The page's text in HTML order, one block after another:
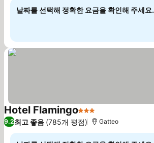
날짜를 선택해 정확한 요금을 확인해 주세요.
Hotel Flamingo3 성급
9.2최고 좋음 (785개 평점) Gatteo